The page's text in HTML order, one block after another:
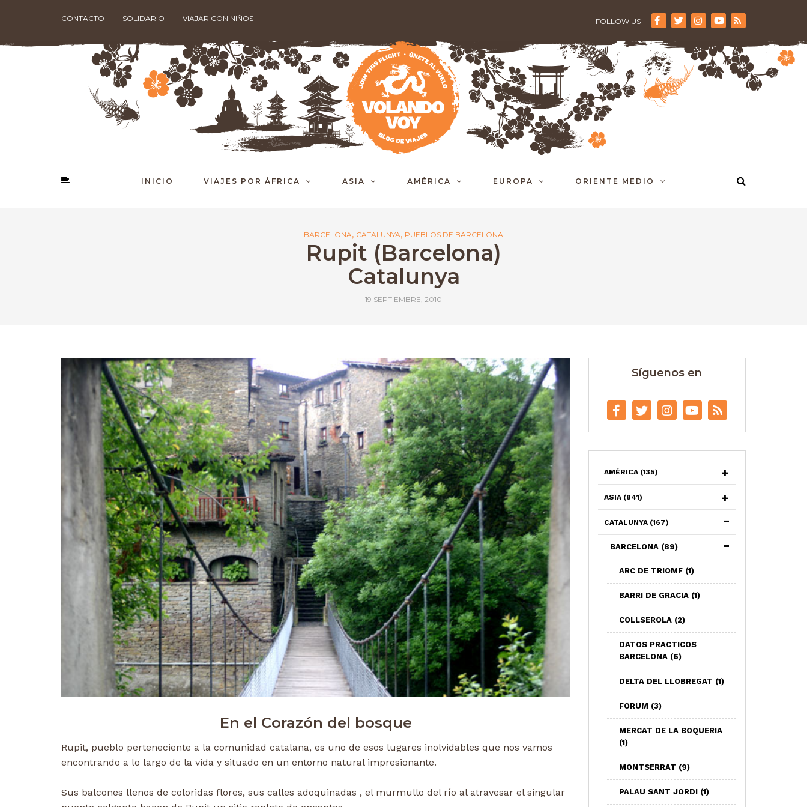
CONTACTO SOLIDARIO VIAJAR CON NIÑOS FOLLOW US
INICIO VIAJES POR ÁFRICA ASIA AMÉRICA EUROPA ORIENTE MEDIO
BARCELONA, CATALUNYA, PUEBLOS DE BARCELONA
Rupit (Barcelona)
Catalunya
19 SEPTIEMBRE, 2010
En el Corazón del bosque
Rupit, pueblo perteneciente a la comunidad catalana, es uno de esos lugares inolvidables que nos vamos
encontrando a lo largo de la vida y situado en un entorno natural impresionante.
Sus balcones llenos de coloridas flores, sus calles adoquinadas , el murmullo del río al atravesar el singular
Síguenos en
AMÉRICA (135)
ASIA (841)
CATALUNYA (167)
BARCELONA (89)
ARC DE TRIOMF (1)
BARRI DE GRACIA (1)
COLLSEROLA (2)
DATOS PRACTICOS
BARCELONA (6)
DELTA DEL LLOBREGAT (1)
FORUM (3)
MERCAT DE LA BOQUERIA
(1)
MONTSERRAT (9)
PALAU SANT JORDI (1)